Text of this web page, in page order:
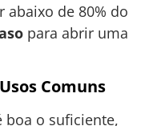
abaixo de 80% do
para abrir uma
Comuns
boa o suficiente,